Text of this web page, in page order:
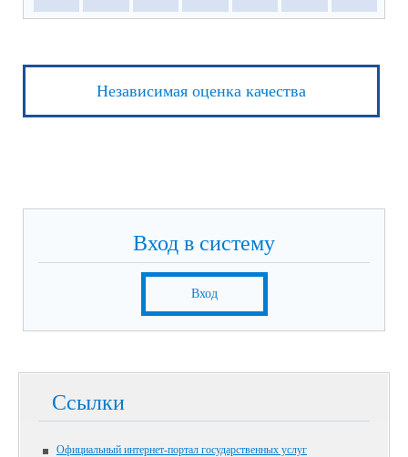
Независимая оценка качества
Вход в систему
Вход
Ссылки
Официальный интернет-портал государственных услуг